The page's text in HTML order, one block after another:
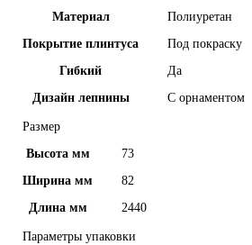
Материал
Полиуретан
Покрытие плинтуса
Под покраску
Гибкий
Да
Дизайн лепнины
С орнаментом
Размер
Высота мм
73
Ширина мм
82
Длина мм
2440
Параметры упаковки